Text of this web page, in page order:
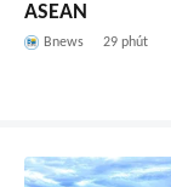
ASEAN
Bnews 29 phút